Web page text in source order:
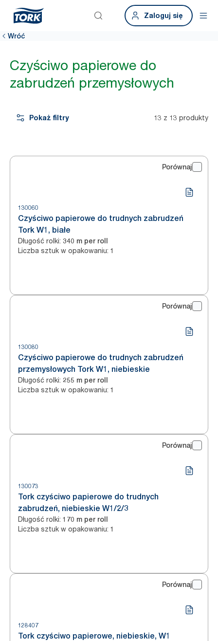
Zaloguj się
Wróć
Czyściwo papierowe do
zabrudzeń przemysłowych
Pokaż filtry 13 z 13 produkty
Porównaj
130060
Czyściwo papierowe do trudnych zabrudzeń
Tork W1, białe
Długość rolki: 340 m per roll
Liczba sztuk w opakowaniu: 1
Porównaj
130080
Czyściwo papierowe do trudnych zabrudzeń
przemysłowych Tork W1, niebieskie
Długość rolki: 255 m per roll
Liczba sztuk w opakowaniu: 1
Porównaj
130073
Tork czyściwo papierowe do trudnych
zabrudzeń, niebieskie W1/2/3
Długość rolki: 170 m per roll
Liczba sztuk w opakowaniu: 1
Porównaj
128407
Tork czyściwo papierowe, niebieskie, W1